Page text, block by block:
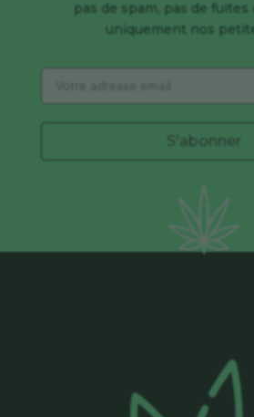
pas de spam, pas de fuites
uniquement nos
S'abonner